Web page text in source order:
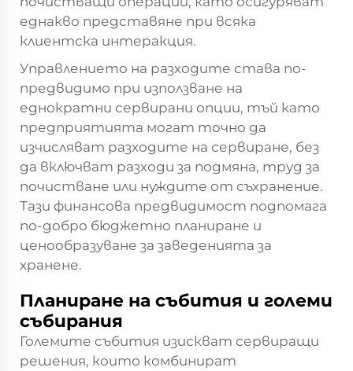
еднакво представяне при всяка
клиентска интеракция.
Управлението на разходите става по-
предвидимо при използване на
еднократни сервирани опции, тъй като
предприятията могат точно да
изчисляват разходите на сервиране, без
да включват разходи за подмяна, труд за
почистване или нуждите от съхранение.
Тази финансова предвидимост подпомага
по-добро бюджетно планиране и
ценообразуване за заведенията за
хранене.
Планиране на събития и големи
събирания
Големите събития изискват сервиращи
решения, които комбинират